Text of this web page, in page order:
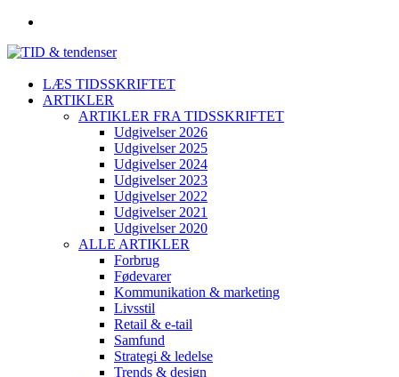
LÆS TIDSSKRIFTET
ARTIKLER
ARTIKLER FRA TIDSSKRIFTET
Udgivelser 2026
Udgivelser 2025
Udgivelser 2024
Udgivelser 2023
Udgivelser 2022
Udgivelser 2021
Udgivelser 2020
ALLE ARTIKLER
Forbrug
Fødevarer
Kommunikation & marketing
Livsstil
Retail & e-tail
Samfund
Strategi & ledelse
Trends & design